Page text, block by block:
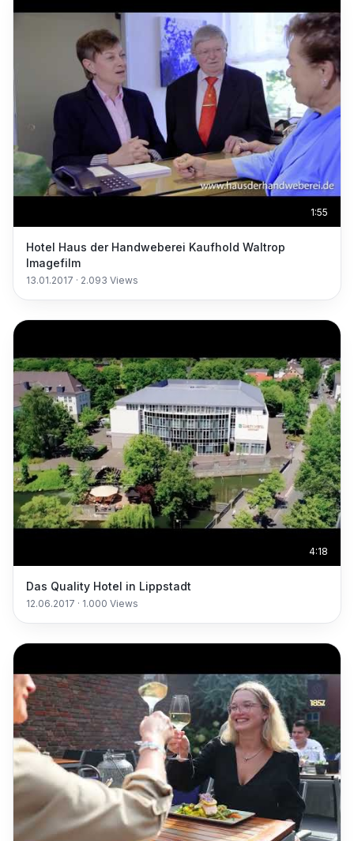
1:55
Hotel Haus der Handweberei Kaufhold Waltrop
Imagefilm
13.01.2017 · 2.093 Views
4:18
Das Quality Hotel in Lippstadt
12.06.2017 · 1.000 Views